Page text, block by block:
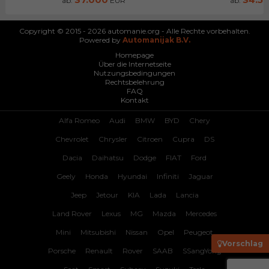
Vorschlag
Copyright © 2015 - 2026 automanie.org - Alle Rechte vorbehalten.
Powered by Automanijak B.V.
Homepage
Über die Internetseite
Nutzungsbedingungen
Rechtsbelehrung
FAQ
Kontakt
Alfa Romeo Audi BMW BYD Chery
Chevrolet Chrysler Citroen Cupra DS
Dacia Daihatsu Dodge FIAT Ford
Geely Honda Hyundai Infiniti Jaguar
Jeep Jetour KIA Lada Lancia
Land Rover Lexus MG Mazda Mercedes
Mini Mitsubishi Nissan Opel Peugeot
Porsche Renault Rover SAAB SSangYong